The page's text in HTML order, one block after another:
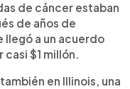
de cáncer estaban
de años de
llegó a un acuerdo
$1 millón.
en Illinois, una